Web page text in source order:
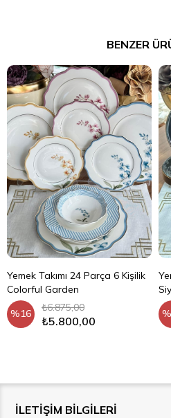
BENZER
Yemek Takımı 24 Parça 6 Kişilik
Colorful Garden
%16
₺5.800,00
₺6.875,00
İLETİŞİM BİLGİLERİ